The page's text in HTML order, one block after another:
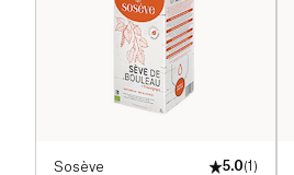
Sosève 5.0(1 )